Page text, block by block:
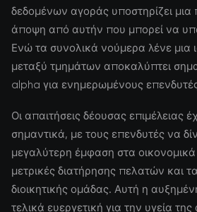
δεδομένων αγοράς υποστηρίζει μια
άποψη από αυτήν που μπορεί να
Ενώ τα συνολικά νούμερα λένε μια
μεταξύ τμημάτων αποκαλύπτει
alpha για ενημερωμένους
Οι απαιτήσεις δέουσας επιμέλειας
σημαντικά, με τους επενδυτές να
μεγαλύτερη έμφαση στα
μετρικές διατήρησης πελατών και
διοικητικής ομάδας. Αυτή η
τελικά ευεργετική για την υγεία της